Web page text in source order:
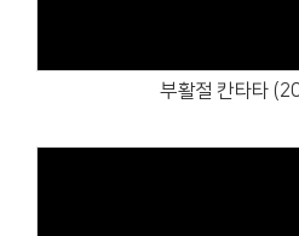
부활절 칸타타